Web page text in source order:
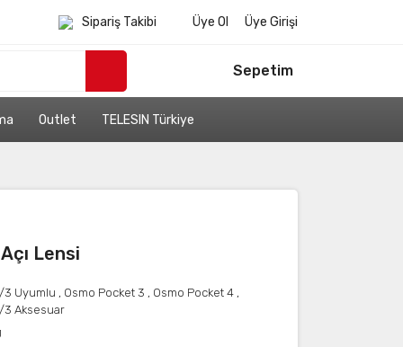
Sipariş Takibi Üye Ol Üye Girişi
Sepetim
Outlet TELESIN Türkiye
Lensi
3 Uyumlu , Osmo Pocket 3 , Osmo Pocket 4 ,
3 Aksesuar